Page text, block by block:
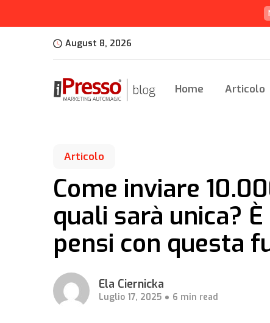
August 8, 2026
Home Articolo
Articolo
Come inviare
quali sarà unica?
pensi con questa
Ela Ciernicka
Luglio 17, 2025 6 min read